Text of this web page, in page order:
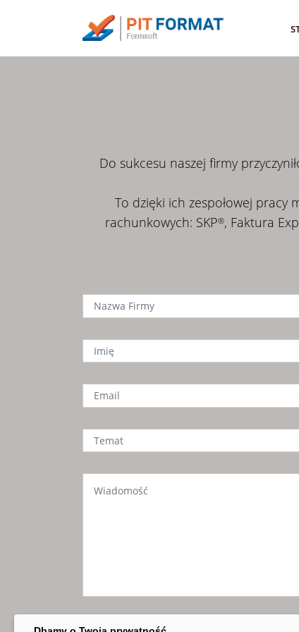
Do sukcesu naszej firmy
To dzięki ich zespołowej pracy
rachunkowych: SKP®, Faktura